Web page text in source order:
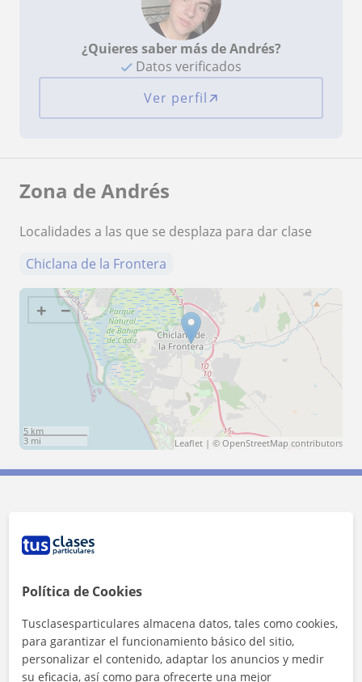
¿Quieres saber más de Andrés?
Datos verificados
Ver perfil
Zona de Andrés
Localidades a las que se desplaza para dar clase
Chiclana de la Frontera
+ −
5 km
3 mi
Leaflet | © OpenStreetMap contributors
1ª clase gratis
Política de Cookies
Tusclasesparticulares almacena datos, tales como cookies,
para garantizar el funcionamiento básico del sitio,
personalizar el contenido, adaptar los anuncios y medir
su eficacia, así como para ofrecerte una mejor